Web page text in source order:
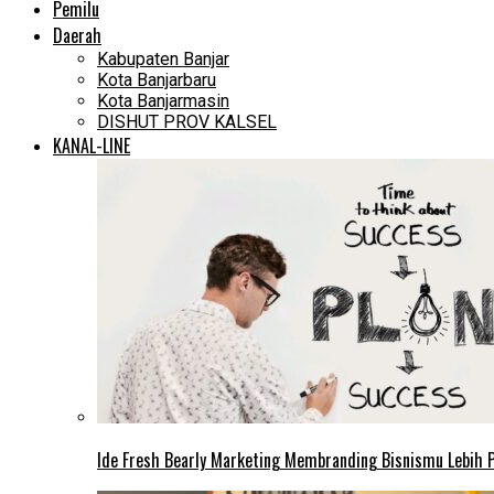
Pemilu
Daerah
Kabupaten Banjar
Kota Banjarbaru
Kota Banjarmasin
DISHUT PROV KALSEL
KANAL-LINE
Ide Fresh Bearly Marketing Membranding Bisnismu Lebih